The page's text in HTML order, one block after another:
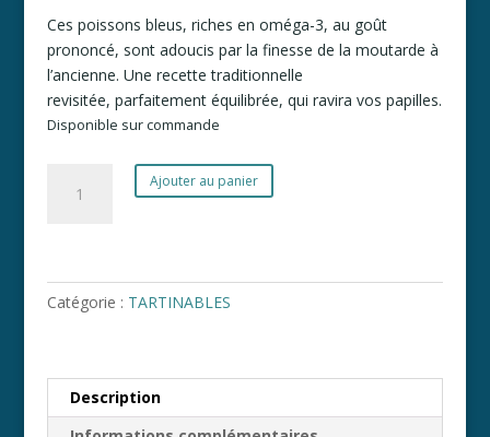
Ces poissons bleus, riches en oméga-3, au goût
prononcé, sont adoucis par la finesse de la moutarde à
l’ancienne. Une recette traditionnelle
revisitée, parfaitement équilibrée, qui ravira vos papilles.
Disponible sur commande
sardines
Ajouter au panier
l
r
i
e
Catégorie : TARTINABLES
Description